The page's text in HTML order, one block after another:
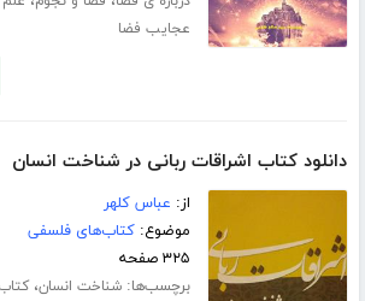
عجایب فضا
دانلود کتاب اشراقات ربانی در شناخت انسان
از: عباس کلهر
موضوع:کتاب‌های فلسفی
۳۲۵ صفحه
برچسب‌ها:شناخت انسان،